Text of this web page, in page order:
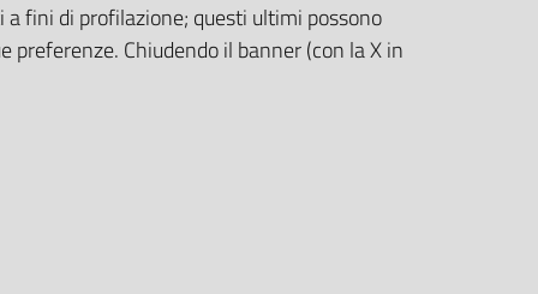
fini di profilazione; questi ultimi possono
preferenze. Chiudendo il banner (con la X in